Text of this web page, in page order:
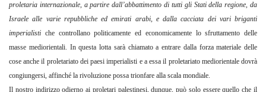
proletaria internazionale, a partire dall’abbattimento di tutti gli Stati della regione, da
Israele alle varie repubbliche ed emirati arabi, e dalla cacciata dei vari briganti
imperialisti che controllano politicamente ed economicamente lo sfruttamento delle
masse mediorientali. In questa lotta sarà chiamato a entrare dalla forza materiale delle
cose anche il proletariato dei paesi imperialisti e a essa il proletariato mediorientale dovrà
congiungersi, affinché la rivoluzione possa trionfare alla scala mondiale.
Il nostro indirizzo odierno ai proletari palestinesi, dunque, può solo essere quello che il